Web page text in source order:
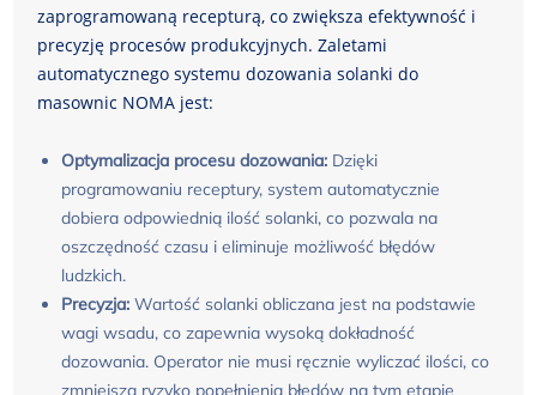
zaprogramowaną recepturą, co zwiększa efektywność i
precyzję procesów produkcyjnych. Zaletami
automatycznego systemu dozowania solanki do
masownic NOMA jest:
Optymalizacja procesu dozowania: Dzięki
programowaniu receptury, system automatycznie
dobiera odpowiednią ilość solanki, co pozwala na
oszczędność czasu i eliminuje możliwość błędów
ludzkich.
Precyzja: Wartość solanki obliczana jest na podstawie
wagi wsadu, co zapewnia wysoką dokładność
dozowania. Operator nie musi ręcznie wyliczać ilości, co
zmniejsza ryzyko popełnienia błędów na tym etapie